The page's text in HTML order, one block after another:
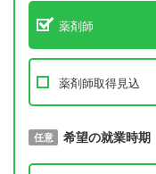
薬剤師
薬剤師取得見込
必須 取得予定年
任意 希望の就業時期